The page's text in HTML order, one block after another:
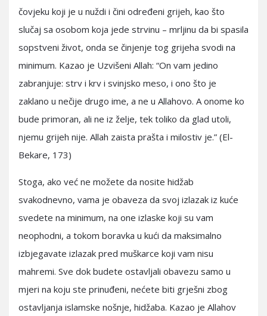
čovjeku koji je u nuždi i čini određeni grijeh, kao što
slučaj sa osobom koja jede strvinu – mrljinu da bi spasila
sopstveni život, onda se činjenje tog grijeha svodi na
minimum. Kazao je Uzvišeni Allah: “On vam jedino
zabranjuje: strv i krv i svinjsko meso, i ono što je
zaklano u nečije drugo ime, a ne u Allahovo. A onome ko
bude primoran, ali ne iz želje, tek toliko da glad utoli,
njemu grijeh nije. Allah zaista prašta i milostiv je.” (El-
Bekare, 173)
Stoga, ako već ne možete da nosite hidžab
svakodnevno, vama je obaveza da svoj izlazak iz kuće
svedete na minimum, na one izlaske koji su vam
neophodni, a tokom boravka u kući da maksimalno
izbjegavate izlazak pred muškarce koji vam nisu
mahremi. Sve dok budete ostavljali obavezu samo u
mjeri na koju ste prinuđeni, nećete biti grješni zbog
ostavljanja islamske nošnje, hidžaba. Kazao je Allahov